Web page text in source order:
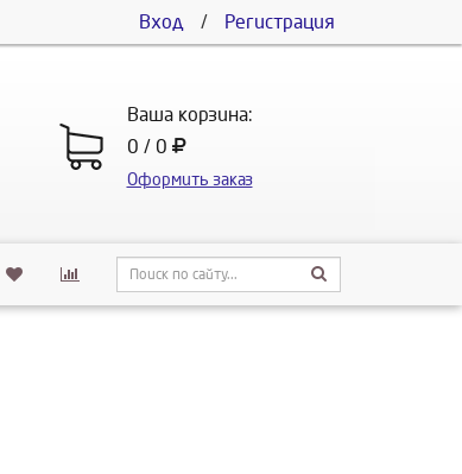
Вход / Регистрация
Ваша корзина:
0 / 0
Оформить заказ